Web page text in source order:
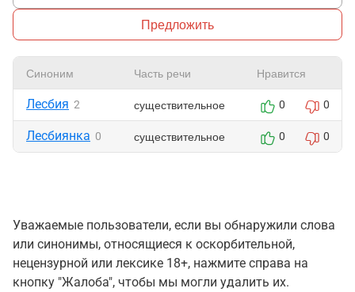
Предложить
Синоним Часть речи Нравится
Лесбия 2 существительное 0 0
Лесбиянка 0 существительное 0 0
Уважаемые пользователи, если вы обнаружили слова
или синонимы, относящиеся к оскорбительной,
нецензурной или лексике 18+, нажмите справа на
кнопку "Жалоба", чтобы мы могли удалить их.